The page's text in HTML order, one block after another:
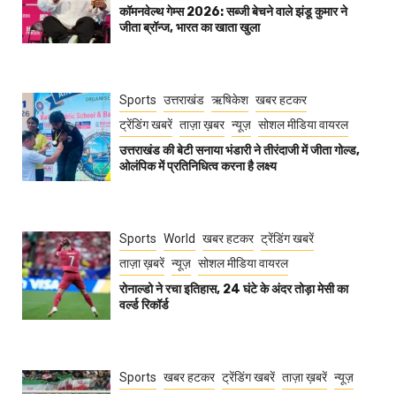
कॉमनवेल्थ गेम्स 2026: सब्जी बेचने वाले झंडू कुमार ने
जीता ब्रॉन्ज, भारत का खाता खुला
Sports उत्तराखंड ऋषिकेश खबर हटकर
ट्रेंडिंग खबरें ताज़ा ख़बर न्यूज़ सोशल मीडिया वायरल
उत्तराखंड की बेटी सनाया भंडारी ने तीरंदाजी में जीता गोल्ड,
ओलंपिक में प्रतिनिधित्व करना है लक्ष्य
Sports World खबर हटकर ट्रेंडिंग खबरें
ताज़ा ख़बरें न्यूज़ सोशल मीडिया वायरल
रोनाल्डो ने रचा इतिहास, 24 घंटे के अंदर तोड़ा मेसी का
वर्ल्ड रिकॉर्ड
Sports खबर हटकर ट्रेंडिंग खबरें ताज़ा ख़बरें न्यूज़